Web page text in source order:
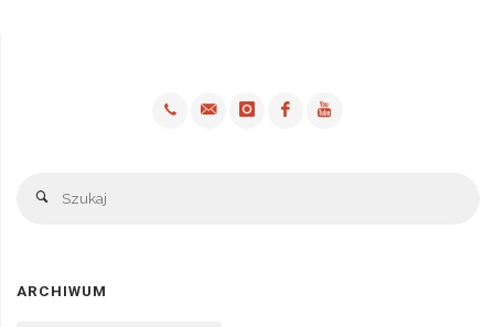
Szukaj
ARCHIWUM